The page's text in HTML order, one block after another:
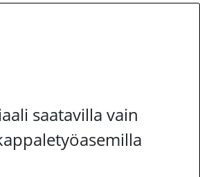
saatavilla vain